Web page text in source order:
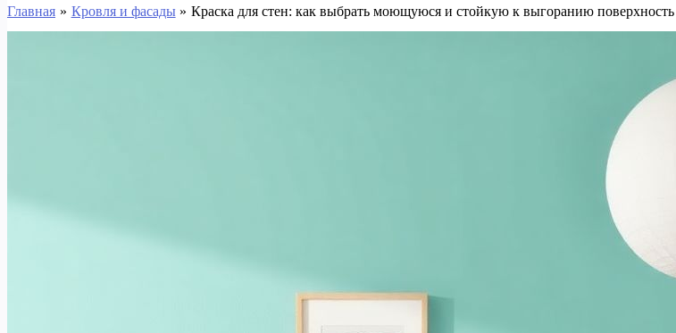
Главная Кровля и фасады Краска для стен: как выбрать моющуюся и стойкую к выгоранию поверхность